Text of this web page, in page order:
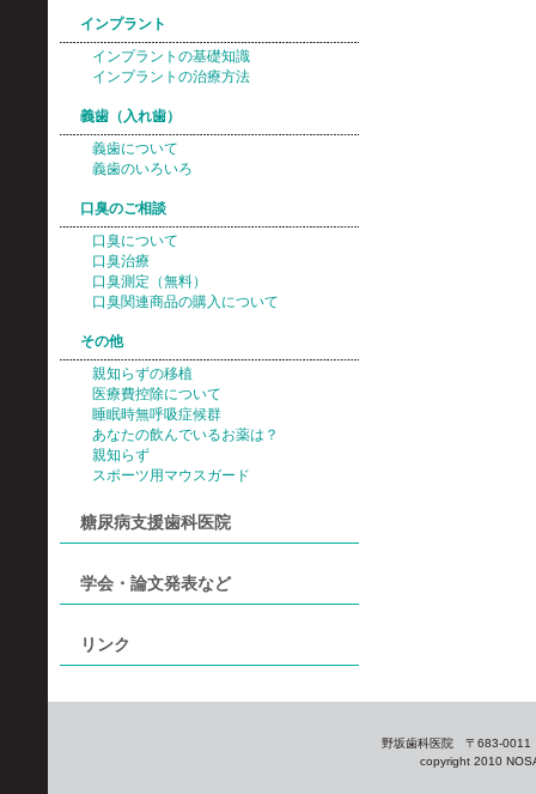
インプラント
インプラントの基礎知識
インプラントの治療方法
義歯（入れ歯）
義歯について
義歯のいろいろ
口臭のご相談
口臭について
口臭治療
口臭測定（無料）
口臭関連商品の購入について
その他
親知らずの移植
医療費控除について
睡眠時無呼吸症候群
あなたの飲んでいるお薬は？
親知らず
スポーツ用マウスガード
糖尿病支援歯科医院
学会・論文発表など
リンク
野坂歯科医院 〒683-
copyright 2010